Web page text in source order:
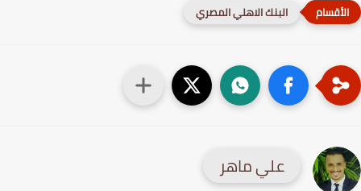
البنك الاهلي المصري
علي ماهر